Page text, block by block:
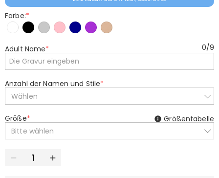
Farbe:*
Adult Name* 0/9
Anzahl der Namen und Stile*
Wählen
Größe*
Bitte wählen
Größentabelle